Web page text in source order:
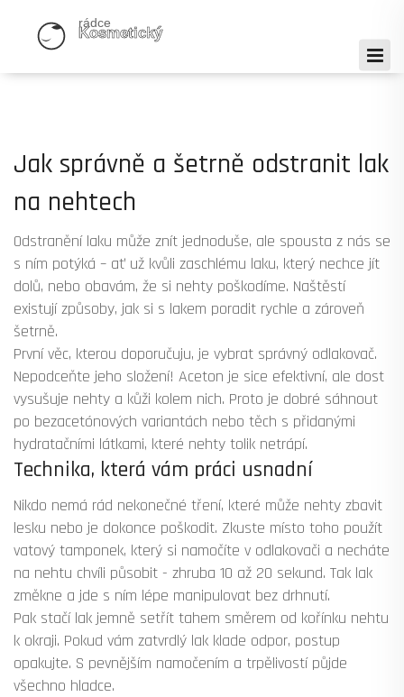
Jak správně a šetrně odstranit lak
na nehtech
Odstranění laku může znít jednoduše, ale spousta z nás se
s ním potýká – ať už kvůli zaschlému laku, který nechce jít
dolů, nebo obavám, že si nehty poškodíme. Naštěstí
existují způsoby, jak si s lakem poradit rychle a zároveň
šetrně.
První věc, kterou doporučuju, je vybrat správný odlakovač.
Nepodceňte jeho složení! Aceton je sice efektivní, ale dost
vysušuje nehty a kůži kolem nich. Proto je dobré sáhnout
po bezacetónových variantách nebo těch s přidanými
hydratačními látkami, které nehty tolik netrápí.
Technika, která vám práci usnadní
Nikdo nemá rád nekonečné tření, které může nehty zbavit
lesku nebo je dokonce poškodit. Zkuste místo toho použít
vatový tamponek, který si namočíte v odlakovači a necháte
na nehtu chvíli působit - zhruba 10 až 20 sekund. Tak lak
změkne a jde s ním lépe manipulovat bez drhnutí.
Pak stačí lak jemně setřít tahem směrem od kořínku nehtu
k okraji. Pokud vám zatvrdlý lak klade odpor, postup
opakujte. S pevnějším namočením a trpělivostí půjde
všechno hladce.